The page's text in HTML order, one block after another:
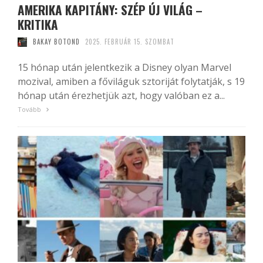
AMERIKA KAPITÁNY: SZÉP ÚJ VILÁG –
KRITIKA
BAKAY BOTOND 2025. FEBRUÁR 15. SZOMBAT
15 hónap után jelentkezik a Disney olyan Marvel
mozival, amiben a főviláguk sztoriját folytatják, s 19
hónap után érezhetjük azt, hogy valóban ez a...
Tovább